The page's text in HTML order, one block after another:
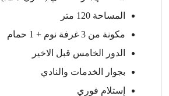
المساحة 120 متر
مكونة من 3 غرفة نوم + 1 حمام
الدور الخامس قبل الاخير
بجوار الخدمات والنادي
إستلام فوري